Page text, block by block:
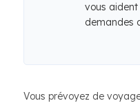
vous
demandes
Vous prévoyez de